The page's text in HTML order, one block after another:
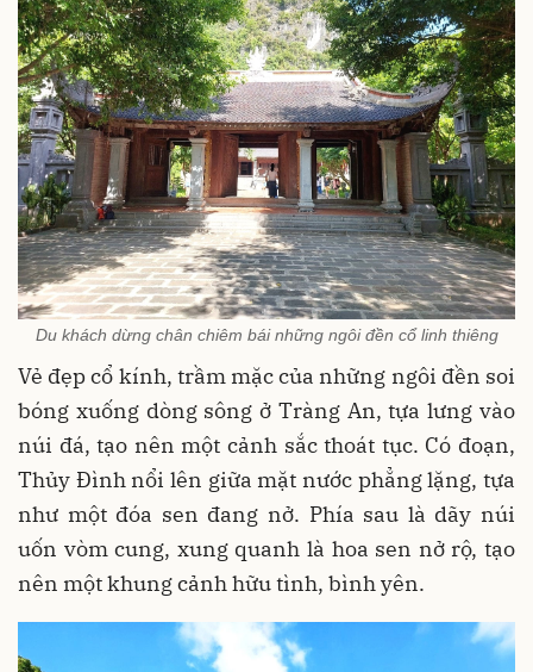
Du khách dừng chân chiêm bái những ngôi đền cổ linh thiêng
Vẻ đẹp cổ kính, trầm mặc của những ngôi đền soi
bóng xuống dòng sông ở Tràng An, tựa lưng vào
núi đá, tạo nên một cảnh sắc thoát tục. Có đoạn,
Thủy Đình nổi lên giữa mặt nước phẳng lặng, tựa
như một đóa sen đang nở. Phía sau là dãy núi
uốn vòm cung, xung quanh là hoa sen nở rộ, tạo
nên một khung cảnh hữu tình, bình yên.